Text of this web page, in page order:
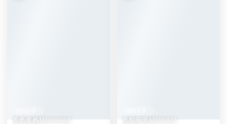
黑色皮裤MF000088 夜拍街景MF00885